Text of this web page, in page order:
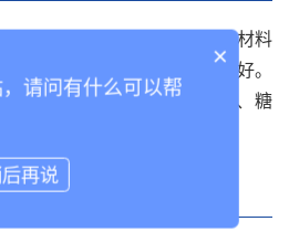
H*6 H18 H111 H112 具有材料
强度及延伸率高，疲劳强度好。
。**炊具:后期工艺;阳极氧化、糖
。压力容器:高压锅，等。
×
请问有什么可以帮
再说